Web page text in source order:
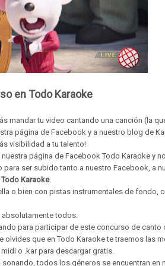
en Todo Karaoke
mandar tu video cantando una canción (la
página de Facebook y a nuestro blog de
visibilidad a tu talento!
página de Facebook Todo Karaoke y
ser subido tanto a nuestro Facebook, a
Todo Karaoke.
o bien con pistas instrumentales de fondo,
todos.
para participar de este concurso de canto
olvides que en Todo Karaoke te traemos las
o .kar para descargar gratis.
todos los géneros se encuentran en